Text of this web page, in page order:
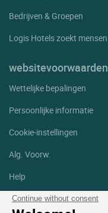
Continue without consent
Bedrijven & Groepen
Logis Hotels zoekt mensen
websitevoorwaarden
Wettelijke bepalingen
Persoonlijke informatie
Cookie-instellingen
Alg. Voorw.
Help
Sitemap